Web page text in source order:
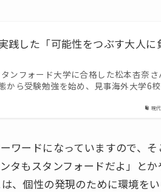
現
践した「可能性をつぶす大人に
ンフォード大学に合格した松本杏奈さ
から受験勉強を始め、見事海外大学6校
ワードになっていますので、そ
タもスタンフォードだよ」とか
、個性の発現のために環境を